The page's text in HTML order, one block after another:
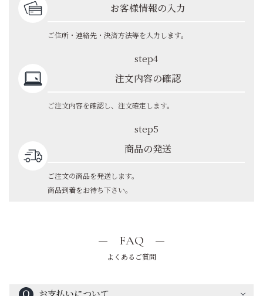
お客様情報の入力
ご住所・連絡先・決済方法等を入力します。
step4
注文内容の確認
ご注文内容を確認し、注文確定します。
step5
商品の発送
ご注文の商品を発送します。
商品到着をお待ち下さい。
FAQ
よくあるご質問
Ｑ お支払いについて